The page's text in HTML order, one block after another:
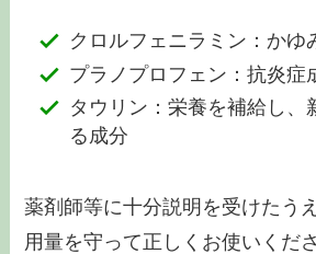
クロルフェニラミン：かゆ
プラノプロフェン：抗炎症
タウリン：栄養を補給し、
る成分
薬剤師等に十分説明を受けたう
用量を守って正しくお使いくださ